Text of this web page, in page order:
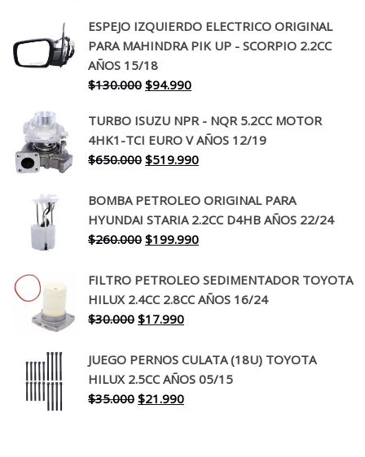
ESPEJO IZQUIERDO ELECTRICO ORIGINAL
PARA MAHINDRA PIK UP - SCORPIO 2.2CC
AÑOS 15/18
$130.000 El
original
era:
$130.000.
$94.990El
actual
es:
$94.990.
TURBO ISUZU NPR - NQR 5.2CC MOTOR
4HK1-TCI EURO V AÑOS 12/19
$650.000 El
original
era:
$650.000.
$519.990El
actual
es:
$519.990.
BOMBA PETROLEO ORIGINAL PARA
HYUNDAI STARIA 2.2CC D4HB AÑOS 22/24
$260.000 El
original
era:
$260.000.
$199.990El
actual
es:
FILTRO PETROLEO SEDIMENTADOR TOYOTA
HILUX 2.4CC 2.8CC AÑOS 16/24
$30.000 El
original
era:
$30.000.
$17.990El
actual
es:
$17.990.
JUEGO PERNOS CULATA (18U) TOYOTA
HILUX 2.5CC AÑOS 05/15
$35.000 El
$21.990El